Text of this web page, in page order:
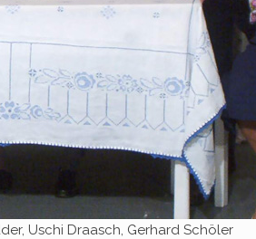
Uschi Draasch, Gerhard Schöler